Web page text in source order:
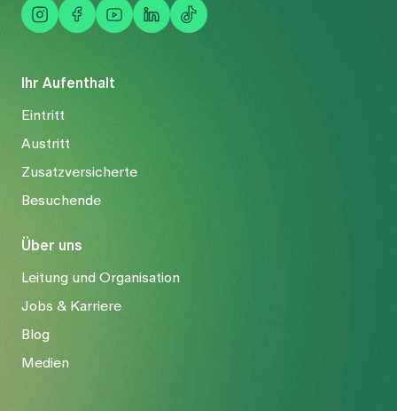
Ihr Aufenthalt
Eintritt
Austritt
Zusatzversicherte
Besuchende
Über uns
Leitung und Organisation
Jobs & Karriere
Blog
Medien